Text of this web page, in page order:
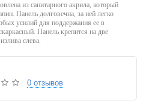
из санитарного акрила, который
Панель долговечна, за ней легко
усилий для поддержания ее в
Панель крепится на две
слева.
0 отзывов